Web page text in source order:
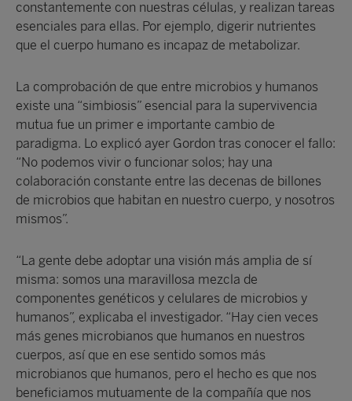
constantemente con nuestras células, y realizan tareas
esenciales para ellas. Por ejemplo, digerir nutrientes
que el cuerpo humano es incapaz de metabolizar.
La comprobación de que entre microbios y humanos
existe una “simbiosis” esencial para la supervivencia
mutua fue un primer e importante cambio de
paradigma. Lo explicó ayer Gordon tras conocer el fallo:
“No podemos vivir o funcionar solos; hay una
colaboración constante entre las decenas de billones
de microbios que habitan en nuestro cuerpo, y nosotros
mismos”.
“La gente debe adoptar una visión más amplia de sí
misma: somos una maravillosa mezcla de
componentes genéticos y celulares de microbios y
humanos”, explicaba el investigador. “Hay cien veces
más genes microbianos que humanos en nuestros
cuerpos, así que en ese sentido somos más
microbianos que humanos, pero el hecho es que nos
beneficiamos mutuamente de la compañía que nos